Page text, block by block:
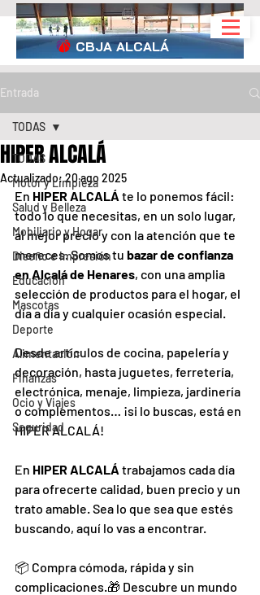
CBJA ALCALÁ
Entrada
TODAS
Motor y Limpieza
Salud y Belleza
Mobiliario y Hogar
Diseño e Impresión
Educación
Mascotas
Deporte
Alimentación
Finanzas
Ocio y Viajes
Seguridad
TODAS
HIPER ALCALÁ
Actualizado:20 ago 2025
En HIPER ALCALÁ te lo ponemos fácil:
todo lo que necesitas, en un solo lugar,
al mejor precio y con la atención que te
mereces. Somos tu bazar de confianza
en Alcalá de Henares, con una amplia
selección de productos para el hogar, el
día a día y cualquier ocasión especial.
Desde artículos de cocina, papelería y
decoración, hasta juguetes, ferretería,
electrónica, menaje, limpieza, jardinería
o complementos… ¡si lo buscas, está en
HIPER ALCALÁ!
En HIPER ALCALÁ trabajamos cada día
para ofrecerte calidad, buen precio y un
trato amable. Sea lo que sea que estés
buscando, aquí lo vas a encontrar.
📦 Compra cómoda, rápida y sin
complicaciones.🎁 Descubre un mundo